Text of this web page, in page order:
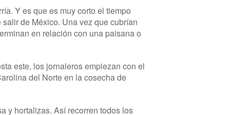
Y es que es muy corto el tiempo
de México. Una vez que cubrían
en relación con una paisana o
este, los jornaleros empiezan con el
del Norte en la cosecha de
y hortalizas. Así recorren todos los